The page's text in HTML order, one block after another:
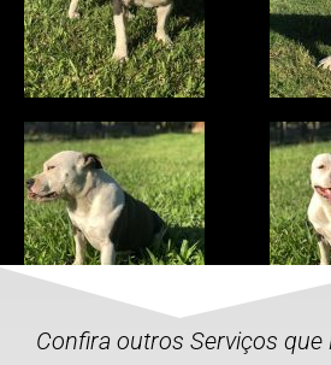
Confira outros Serviços que